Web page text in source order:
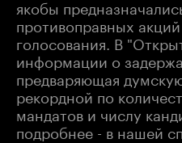
якобы
противоправных
голосования. В
информации о
предваряющая
рекордной по
мандатов и числу
подробнее - в нашей